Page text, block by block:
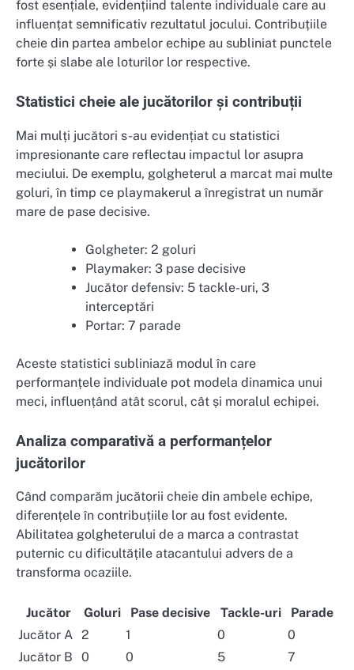
fost esențiale, evidențiind talente individuale care au
influențat semnificativ rezultatul jocului. Contribuțiile
cheie din partea ambelor echipe au subliniat punctele
forte și slabe ale loturilor lor respective.
Statistici cheie ale jucătorilor și contribuții
Mai mulți jucători s-au evidențiat cu statistici
impresionante care reflectau impactul lor asupra
meciului. De exemplu, golgheterul a marcat mai multe
goluri, în timp ce playmakerul a înregistrat un număr
mare de pase decisive.
Golgheter: 2 goluri
Playmaker: 3 pase decisive
Jucător defensiv: 5 tackle-uri, 3
interceptări
Portar: 7 parade
Aceste statistici subliniază modul în care
performanțele individuale pot modela dinamica unui
meci, influențând atât scorul, cât și moralul echipei.
Analiza comparativă a performanțelor
jucătorilor
Când comparăm jucătorii cheie din ambele echipe,
diferențele în contribuțiile lor au fost evidente.
Abilitatea golgheterului de a marca a contrastat
puternic cu dificultățile atacantului advers de a
transforma ocaziile.
Jucător Goluri Pase decisive Tackle-uri
Parade
Jucător A 2 1 0
0
Jucător B
0 0 5 7